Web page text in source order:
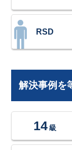
RSD
解決事例を
14 級